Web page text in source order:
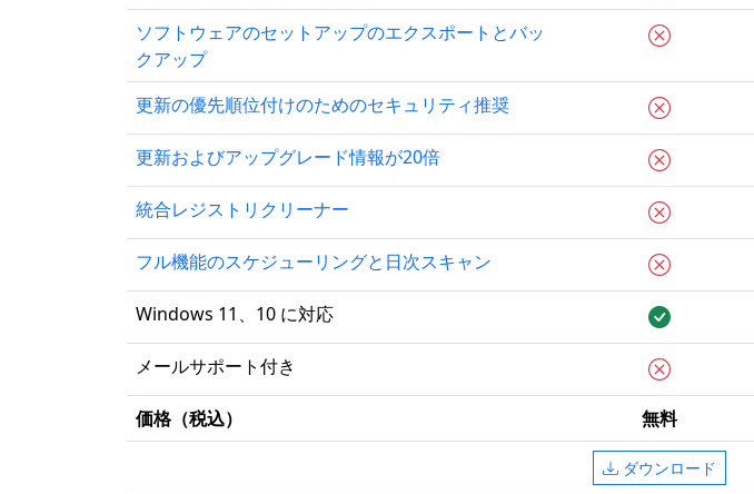
ソフトウェアのセットアップのエクスポートとバッ
クアップ
更新の優先順位付けのためのセキュリティ推奨
更新およびアップグレード情報が20倍
統合レジストリクリーナー
フル機能のスケジューリングと日次スキャン
Windows 11、10 に対応
メールサポート付き
価格（税込） 無料
ダウンロード